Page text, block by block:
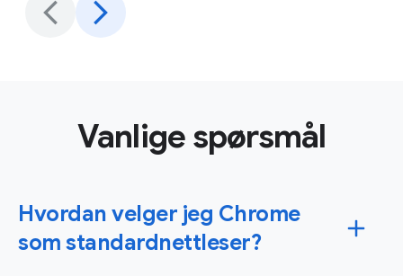
Vanlige spørsmål
Hvordan velger jeg Chrome
som standardnettleser?